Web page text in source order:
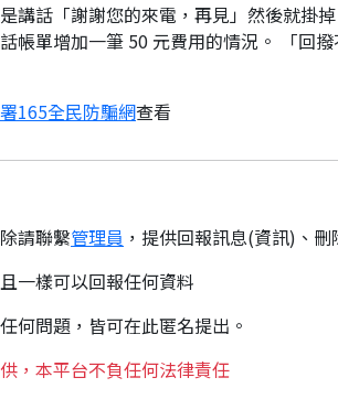
講話「謝謝您的來電，再見」然後就掛
帳單增加一筆 50 元費用的情況。 「回
165全民防騙網查看
請聯繫管理員 ，提供回報訊息(資訊)、
一樣可以回報任何資料
何問題，皆可在此匿名提出。
，本平台不負任何法律責任